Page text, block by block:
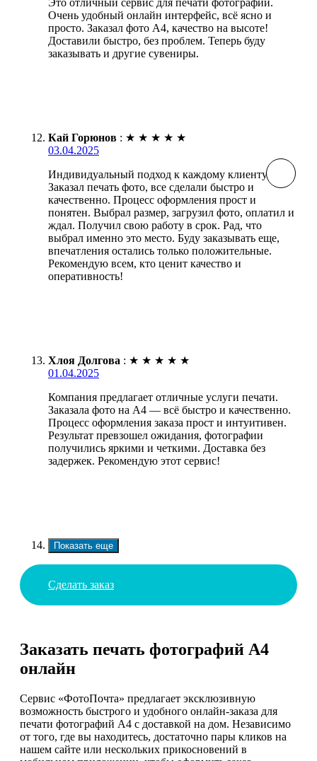
Очень удобный онлайн интерфейс, всё ясно и
просто. Заказал фото А4, качество на высоте!
Доставили быстро, без проблем. Теперь буду
заказывать и другие сувениры.
Кай Горюнов : ★ ★ ★ ★ ★
03.04.2025
Индивидуальный подход к каждому клиенту.
Заказал печать фото, все сделали быстро и
качественно. Процесс оформления прост и
понятен. Выбрал размер, загрузил фото, оплатил и
ждал. Получил свою работу в срок. Рад, что
выбрал именно это место. Буду заказывать еще,
впечатления остались только положительные.
Рекомендую всем, кто ценит качество и
оперативность!
Хлоя Долгова : ★ ★ ★ ★ ★
01.04.2025
Компания предлагает отличные услуги печати.
Заказала фото на А4 — всё быстро и качественно.
Процесс оформления заказа прост и интуитивен.
Результат превзошел ожидания, фотографии
получились яркими и четкими. Доставка без
задержек. Рекомендую этот сервис!
Показать еще
Сделать заказ
Заказать печать фотографий А4
онлайн
Сервис «ФотоПочта» предлагает эксклюзивную
возможность быстрого и удобного онлайн-заказа для
печати фотографий А4 с доставкой на дом. Независимо
от того, где вы находитесь, достаточно пары кликов на
нашем сайте или нескольких прикосновений в